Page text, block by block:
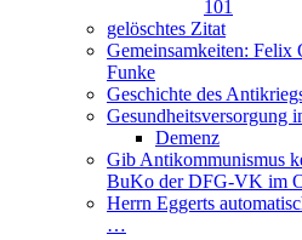
101
gelöschtes Zitat
Gemeinsamkeiten: Felix
Funke
Geschichte des
Gesundheitsversorgung
Demenz
Gib Antikommunismus
BuKo der DFG-VK im
Herrn Eggerts
…